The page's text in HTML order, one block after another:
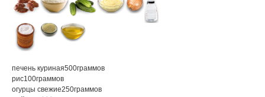
печень куриная500граммов
рис100граммов
огурцы свежие250граммов